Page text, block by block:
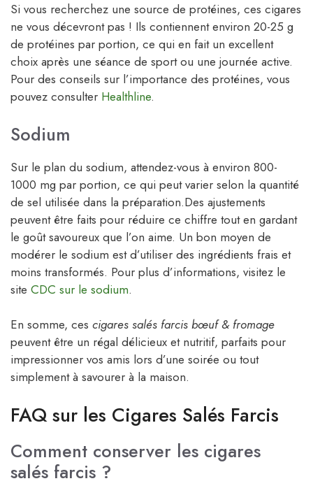
Si vous recherchez une source de protéines, ces cigares
ne vous décevront pas ! Ils contiennent environ 20-25 g
de protéines par portion, ce qui en fait un excellent
choix après une séance de sport ou une journée active.
Pour des conseils sur l’importance des protéines, vous
pouvez consulter Healthline.
Sodium
Sur le plan du sodium, attendez-vous à environ 800-
1000 mg par portion, ce qui peut varier selon la quantité
de sel utilisée dans la préparation.Des ajustements
peuvent être faits pour réduire ce chiffre tout en gardant
le goût savoureux que l’on aime. Un bon moyen de
modérer le sodium est d’utiliser des ingrédients frais et
moins transformés. Pour plus d’informations, visitez le
site CDC sur le sodium.
En somme, ces cigares salés farcis bœuf & fromage
peuvent être un régal délicieux et nutritif, parfaits pour
impressionner vos amis lors d’une soirée ou tout
simplement à savourer à la maison.
FAQ sur les Cigares Salés Farcis
Comment conserver les cigares
salés farcis ?